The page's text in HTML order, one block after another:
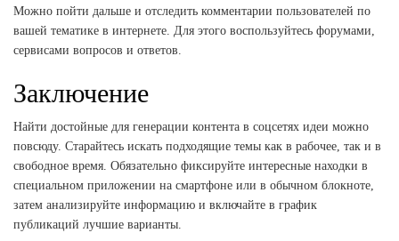
Можно пойти дальше и отследить комментарии пользователей по
вашей тематике в интернете. Для этого воспользуйтесь форумами,
сервисами вопросов и ответов.
Заключение
Найти достойные для генерации контента в соцсетях идеи можно
повсюду. Старайтесь искать подходящие темы как в рабочее, так и в
свободное время. Обязательно фиксируйте интересные находки в
специальном приложении на смартфоне или в обычном блокноте,
затем анализируйте информацию и включайте в график
публикаций лучшие варианты.